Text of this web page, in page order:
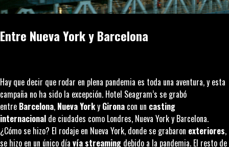
Entre Nueva York y Barcelona
Hay que decir que rodar en plena pandemia es toda una aventura, y esta
campaña no ha sido la excepción. Hotel Seagram’s se grabó
entre Barcelona, Nueva Yorky Girona con un casting
internacional de ciudades como Londres, Nueva York y Barcelona.
¿Cómo se hizo? El rodaje en Nueva York, donde se grabaron exteriores,
se hizo en un único día vía streaming debido a la pandemia. El resto de